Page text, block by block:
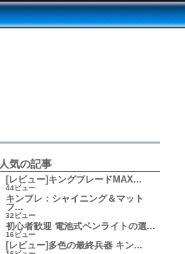
人気の記事
[レビュー]キングブレードMAX...
44ビュー
キンブレ：シャイニング＆マット
フ...
32ビュー
初心者歓迎 電池式ペンライトの選...
16ビュー
[レビュー]多色の最終兵器 キン...